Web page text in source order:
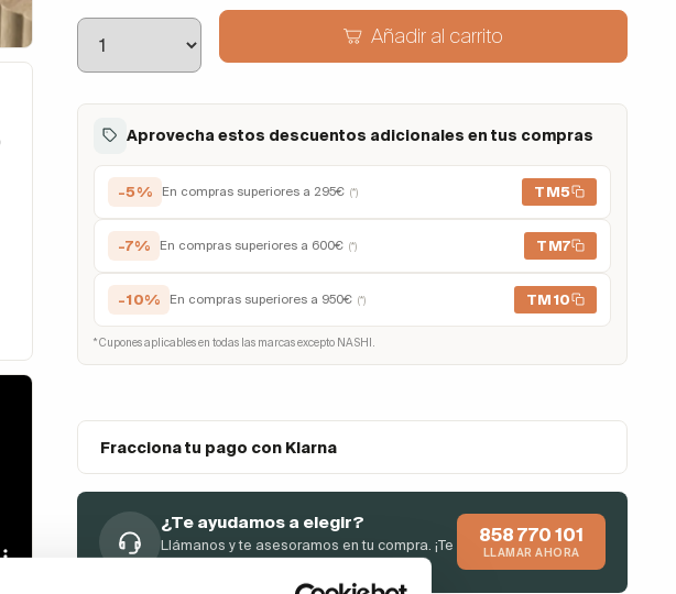
Añadir al carrito
Aprovecha estos descuentos adicionales en tus compras
-5% En compras superiores a 295€ (*) TM5
-7% En compras superiores a 600€ (*) TM7
-10% En compras superiores a 950€ (*) TM10
* Cupones aplicables en todas las marcas excepto NASHI.
Fracciona tu pago con Klarna
¿Te ayudamos a elegir?
Llámanos y te asesoramos en tu compra. ¡Te
atendemos de inmediato!
858 770 101
LLAMAR AHORA